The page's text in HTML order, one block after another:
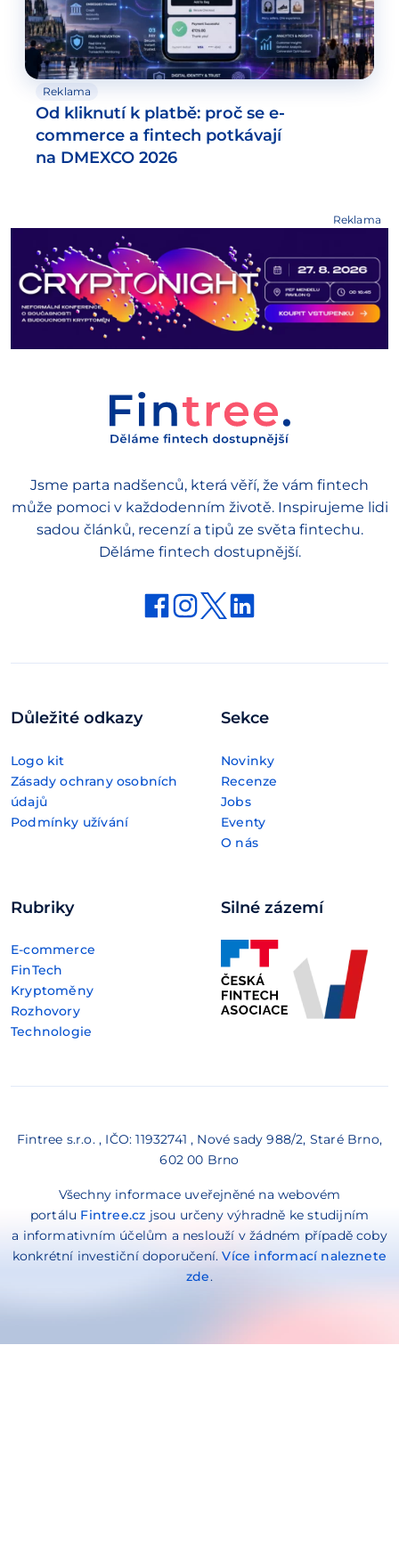
Reklama
Od kliknutí k platbě: proč se e-
commerce a fintech potkávají
na DMEXCO 2026
Reklama
Jsme parta nadšenců, která věří, že vám fintech
může pomoci v každodenním životě. Inspirujeme lidi
sadou článků, recenzí a tipů ze světa fintechu.
Děláme fintech dostupnější.
Důležité odkazy
Logo kit
Zásady ochrany osobních
údajů
Podmínky užívání
Sekce
Novinky
Recenze
Jobs
Eventy
O nás
Rubriky
E-commerce
FinTech
Kryptoměny
Rozhovory
Technologie
Silné zázemí
Fintree s.r.o. , IČO: 11932741 , Nové sady 988/2, Staré Brno,
602 00 Brno
Všechny informace uveřejněné na webovém
portálu Fintree.cz jsou určeny výhradně ke studijním
a informativním účelům a neslouží v žádném případě coby
konkrétní investiční doporučení.Více informací naleznete
zde.